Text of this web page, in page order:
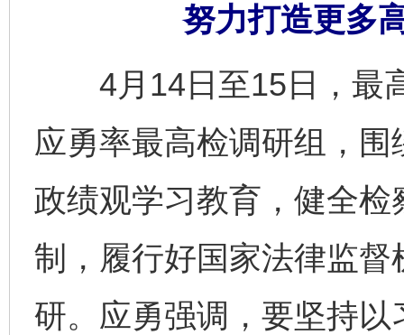
努力打造更多
4月14日至15日，最
应勇率最高检调研组，
政绩观学习教育，健全
制，履行好国家法律监
研。应勇强调，要坚持